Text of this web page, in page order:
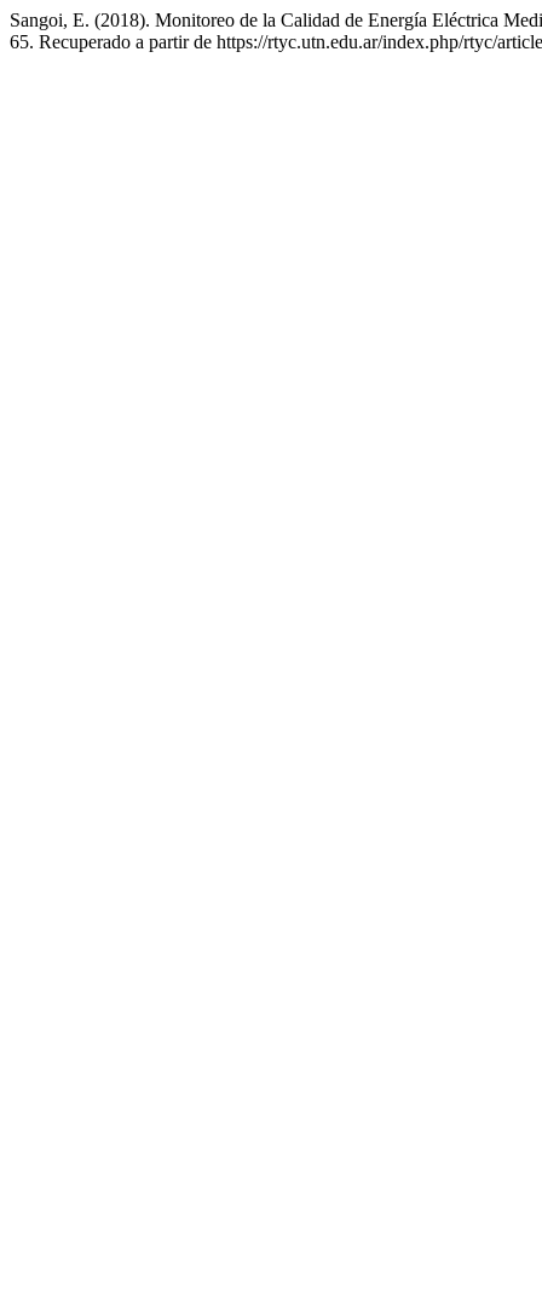
Sangoi, E. (2018). Monitoreo de la Calidad de Energía Eléctrica
65. Recuperado a partir de https://rtyc.utn.edu.ar/index.php/rtyc/